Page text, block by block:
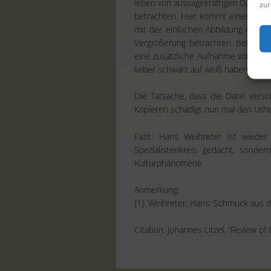
leben von aussagekräftigen
betrachten. Hier kommt einer der
mit der einfachen Abbildung nicht
Vergrößerung betrachten. Bei
eine zusätzliche Aufnahme von
lieber schwarz auf weiß haben
Die Tatsache, dass die Datei
Kopieren schädigt nun mal den
Fazit: Hans Weihreter ist
Spezialistenkreis gedacht,
Kulturphänomene.
Anmerkung:
[1]. Weihreter, Hans: Schmuck aus
Citation: Johannes Litzel, “Review